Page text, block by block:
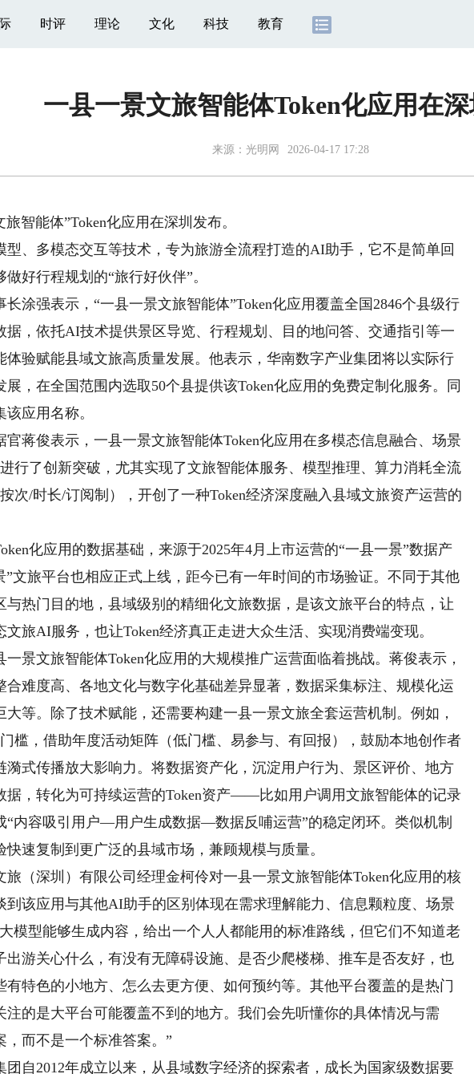
时评 理论 文化 科技 教育
一县一景文旅智能体Token化应用在
来源： 光明网 2026-04-17 17:28
能体”Token化应用在深圳发布。
多模态交互等技术，专为旅游全流程打造的AI助手，它不是简单回
好行程规划的“旅行好伙伴”。
强表示，“一县一景文旅智能体”Token化应用覆盖全国2846个县级行
据，依托AI技术提供景区导览、行程规划、目的地问答、交通指引等一
体验赋能县域文旅高质量发展。他表示，华南数字产业集团将以实际行
，在全国范围内选取50个县提供该Token化应用的免费定制化服务。同
应用名称。
俊表示，一县一景文旅智能体Token化应用在多模态信息融合、场景
行了创新突破，尤其实现了文旅智能体服务、模型推理、算力消耗全流
次/时长/订阅制），开创了一种Token经济深度融入县域文旅资产运营的
化应用的数据基础，来源于2025年4月上市运营的“一县一景”数据产
”文旅平台也相应正式上线，距今已有一年时间的市场验证。不同于其他
与热门目的地，县域级别的精细化文旅数据，是该文旅平台的特点，让
旅AI服务，也让Token经济真正走进大众生活、实现消费端变现。
文旅智能体Token化应用的大规模推广运营面临着挑战。蒋俊表示，
合难度高、各地文化与数字化基础差异显著，数据采集标注、规模化运
等。除了技术赋能，还需要构建一县一景文旅全套运营机制。例如，
槛，借助年度活动矩阵（低门槛、易参与、有回报），鼓励本地创作者
漪式传播放大影响力。将数据资产化，沉淀用户行为、景区评价、地方
据，转化为可持续运营的Token资产——比如用户调用文旅智能体的记录
“内容吸引用户—用户生成数据—数据反哺运营”的稳定闭环。类似机制
速复制到更广泛的县域市场，兼顾规模与质量。
深圳）有限公司经理金柯伶对一县一景文旅智能体Token化应用的核
到该应用与其他AI助手的区别体现在需求理解能力、信息颗粒度、场景
模型能够生成内容，给出一个人人都能用的标准路线，但它们不知道老
出游关心什么，有没有无障碍设施、是否少爬楼梯、推车是否友好，也
特色的小地方、怎么去更方便、如何预约等。其他平台覆盖的是热门
注的是大平台可能覆盖不到的地方。我们会先听懂你的具体情况与需
而不是一个标准答案。”
2012年成立以来，从县域数字经济的探索者，成长为国家级数据要